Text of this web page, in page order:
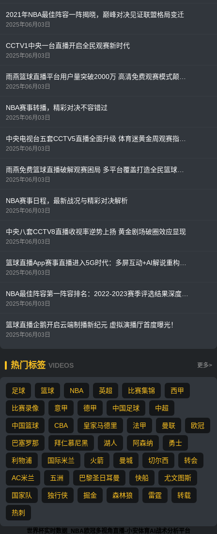
2021年NBA最佳阵容一阵揭晓，巅峰对决见证联盟格局变迁
2025年06月03日
CCTV1中央一台直播开启全民观赛新时代
2025年06月03日
2025年06月03日
NBA赛事转播，精彩对决不容错过
2025年06月03日
2025年06月03日
2025年06月03日
NBA赛事日程，最新战况与精彩对决解析
2025年06月03日
中央八套CCTV8直播收视率逆势上扬 黄金剧场破圈效应显现
2025年06月03日
2025年06月03日
2025年06月03日
篮球直播企鹅开启云端制播新纪元 虚拟演播厅首度曝光！
2025年06月03日
热门标签 VIDEOS 更多>
足球 篮球 NBA 英超 比赛集锦 西甲
比赛录像 意甲 德甲 中国足球 中超
中国篮球 CBA 皇家马德里 法甲 曼联 欧冠
巴塞罗那 拜仁慕尼黑 湖人 阿森纳 勇士
利物浦 国际米兰 火箭 曼城 切尔西 转会
AC米兰 五洲 巴黎圣日耳曼 快船 尤文图斯
国家队 独行侠 掘金 森林狼 雷霆 转载
热刺
世界杯实时数据_NBA欧冠多视角直播-小安体育AI战术分析平台